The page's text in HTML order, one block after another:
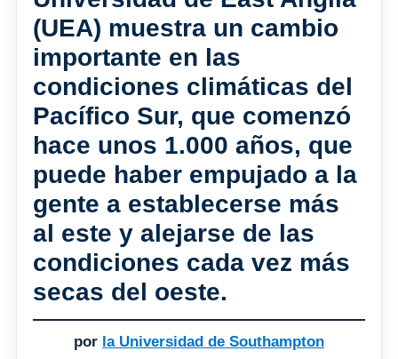
(UEA) muestra un cambio
importante en las
condiciones climáticas del
Pacífico Sur, que comenzó
hace unos 1.000 años, que
puede haber empujado a la
gente a establecerse más
al este y alejarse de las
condiciones cada vez más
secas del oeste.
por la Universidad de Southampton